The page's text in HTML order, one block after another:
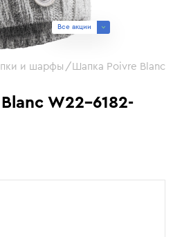
W22-6182-
Все акции
и шарфы
Шапка Poivre Blanc